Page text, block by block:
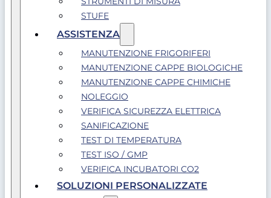
STUFE
ASSISTENZA
MANUTENZIONE FRIGORIFERI
MANUTENZIONE CAPPE BIOLOGICHE
MANUTENZIONE CAPPE CHIMICHE
NOLEGGIO
VERIFICA SICUREZZA ELETTRICA
SANIFICAZIONE
TEST DI TEMPERATURA
TEST ISO / GMP
VERIFICA INCUBATORI CO2
SOLUZIONI PERSONALIZZATE